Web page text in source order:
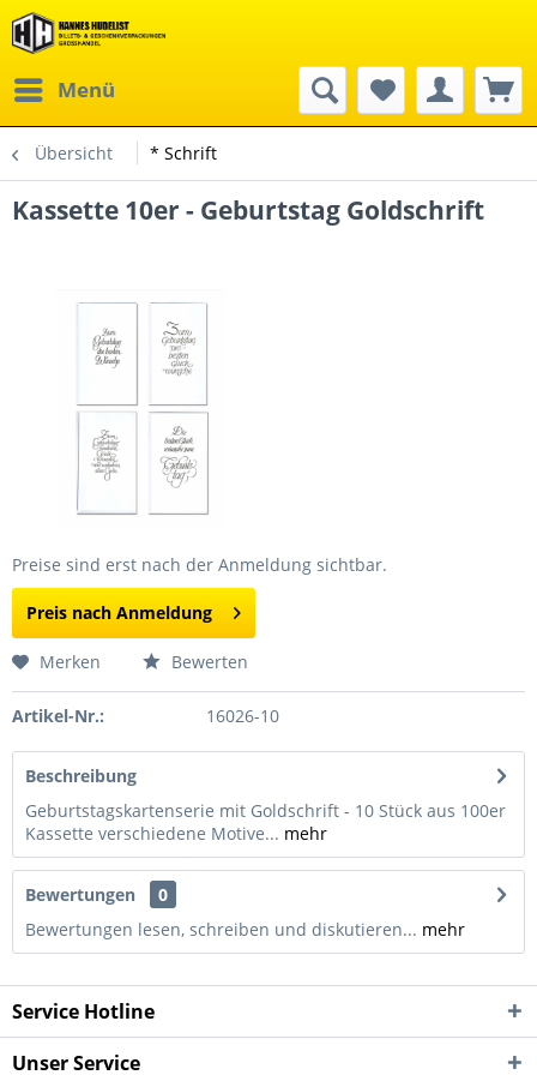
Menü
Übersicht * Schrift
Kassette 10er - Geburtstag Goldschrift
Preise sind erst nach der Anmeldung sichtbar.
Preis nach Anmeldung
Merken Bewerten
Artikel-Nr.: 16026-10
Beschreibung
Geburtstagskartenserie mit Goldschrift - 10 Stück aus 100er
Kassette verschiedene Motive... mehr
Bewertungen
0
Bewertungen lesen, schreiben und diskutieren... mehr
Service Hotline
Unser Service